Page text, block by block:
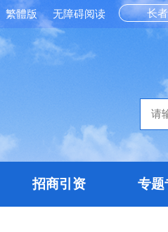
长
繁體版 无障碍阅读
招商引资 专题